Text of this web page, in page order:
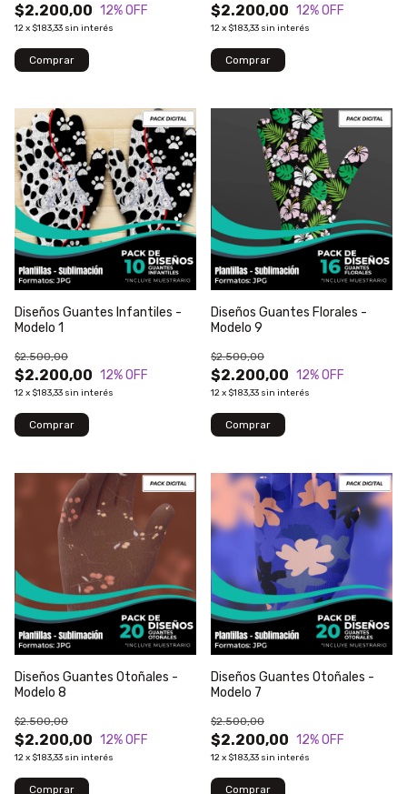
$2.200,00 12% OFF
12x $183,33 sin interés
$2.200,00 12% OFF
12x $183,33 sin interés
Diseños Guantes Infantiles -
Modelo 1
$2.200,00
$2.500,00
12% OFF
12x $183,33 sin interés
Diseños Guantes Florales -
Modelo 9
$2.200,00
$2.500,00
12% OFF
12x $183,33 sin interés
Diseños Guantes Otoñales -
Modelo 8
$2.200,00
$2.500,00
12% OFF
12x $183,33 sin interés
Diseños Guantes Otoñales -
Modelo 7
$2.200,00
$2.500,00
12% OFF
12x $183,33 sin interés